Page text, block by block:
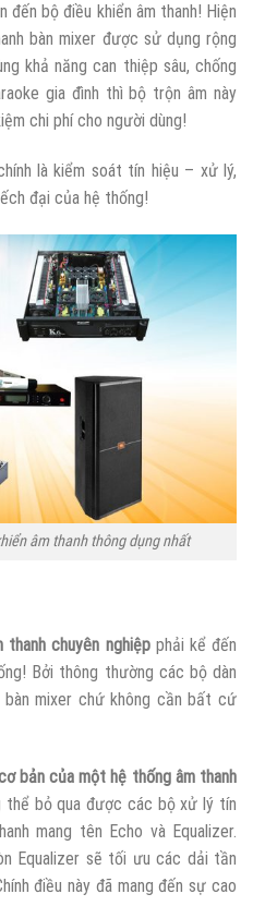
đến bộ điều khiển âm thanh! Hiện
bàn mixer được sử dụng rộng
khả năng can thiệp sâu, chống
gia đình thì bộ trộn âm này
chi phí cho người dùng!
là kiểm soát tín hiệu – xử lý,
đại của hệ thống!
âm thanh thông dụng nhất
chuyên nghiệpphải kể đến
Bởi thông thường các bộ dàn
mixer chứ không cần bất cứ
bản của một hệ thống âm thanh
thể bỏ qua được các bộ xử lý tín
mang tên Echo và Equalizer.
Equalizer sẽ tối ưu các dải tần
điều này đã mang đến sự cao